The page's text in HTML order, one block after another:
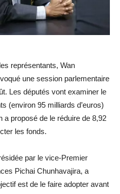
représentants, Wan
une session parlementaire
Les députés vont examiner le
(environ 95 milliards d’euros)
a proposé de le réduire de 8,92
les fonds.
par le vice-Premier
Pichai Chunhavajira, a
est de le faire adopter avant